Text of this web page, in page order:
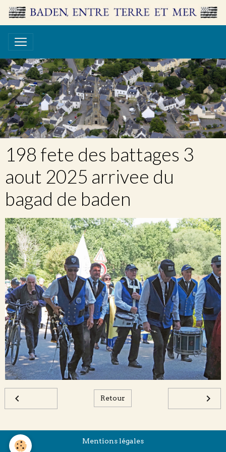
198 fete des battages 3
aout 2025 arrivee du
bagad de baden
Retour
Mentions légales